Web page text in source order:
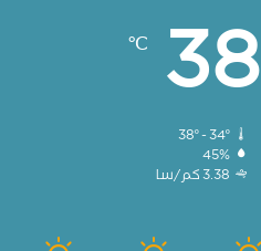
38
℃
45%
3.38 كم/سا